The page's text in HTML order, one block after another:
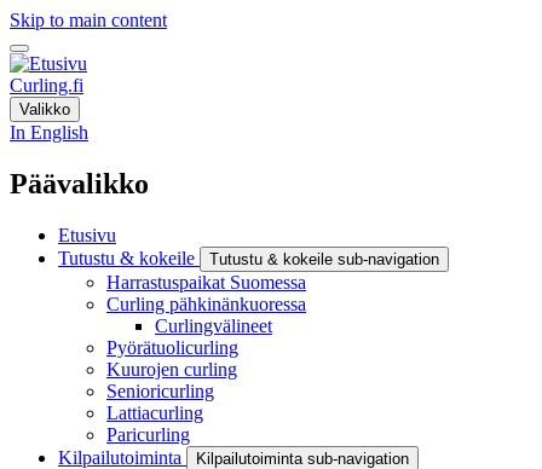
Skip to main content
Curling.fi
Valikko
In English
Päävalikko
Etusivu
Tutustu & kokeile
Tutustu & kokeile sub-navigation
Harrastuspaikat Suomessa
Curling pähkinänkuoressa
Curlingvälineet
Pyörätuolicurling
Kuurojen curling
Senioricurling
Lattiacurling
Paricurling
Kilpailutoiminta
Kilpailutoiminta sub-navigation